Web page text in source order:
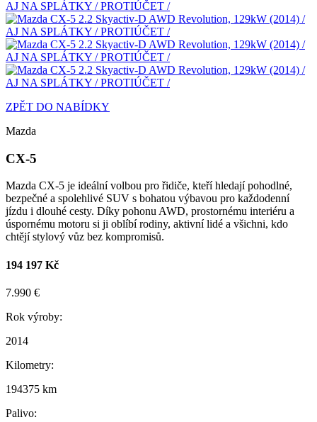
ZPĚT DO NABÍDKY
Mazda
CX-5
Mazda CX-5 je ideální volbou pro řidiče, kteří hledají pohodlné,
bezpečné a spolehlivé SUV s bohatou výbavou pro každodenní
jízdu i dlouhé cesty. Díky pohonu AWD, prostornému interiéru a
úspornému motoru si ji oblíbí rodiny, aktivní lidé a všichni, kdo
chtějí stylový vůz bez kompromisů.
194 197 Kč
7.990 €
Rok výroby:
2014
Kilometry:
194375 km
Palivo: